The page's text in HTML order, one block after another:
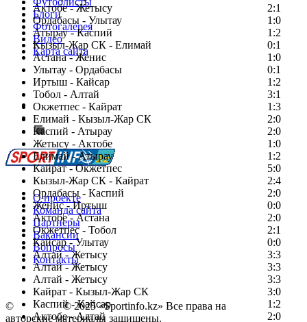
Актобе - Жетысу
2:1
Ордабасы - Улытау
1:0
Атырау - Каспий
1:2
Кызыл-Жар СК - Елимай
0:1
Астана - Женис
1:0
Улытау - Ордабасы
0:1
Иртыш - Кайсар
1:2
Тобол - Алтай
3:1
Окжетпес - Кайрат
1:3
Елимай - Кызыл-Жар СК
2:0
Каспий - Атырау
2:0
Жетысу - Актобе
1:0
Елимай - Атырау
1:2
Кайрат - Окжетпес
5:0
Кызыл-Жар СК - Кайрат
2:4
Ордабасы - Каспий
2:0
Женис - Иртыш
0:0
Актобе - Астана
2:0
Окжетпес - Тобол
2:1
Кайсар - Улытау
0:0
Алтай - Жетысу
3:3
Алтай - Жетысу
3:3
Алтай - Жетысу
3:3
Кайрат - Кызыл-Жар СК
3:0
Каспий - Кайсар
1:2
Актобе - Алтай
2:0
Блоги
Фотогалерея
Видео
Карта сайта
Есть идея?
Сообщить о мероприятии
Перейти на старый сайт
О проекте
Команда сайта
Партнеры
Вакансии
Вопросы
Контакты
© Copyright© 2025 «Sportinfo.kz» Все права на
авторские материалы защищены.